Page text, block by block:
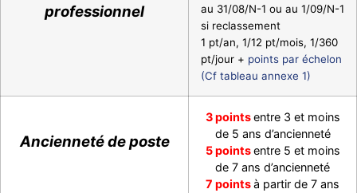
professionnel
au 31/08/N-1 ou au 1/09/N-1
si reclassement
1 pt/an, 1/12 pt/mois, 1/360
pt/jour + points par échelon
(Cf tableau annexe 1)
Ancienneté de poste
3 pointsentre 3 et moins
de 5 ans d’ancienneté
5 pointsentre 5 et moins
de 7 ans d’ancienneté
7 pointsà partir de 7 ans